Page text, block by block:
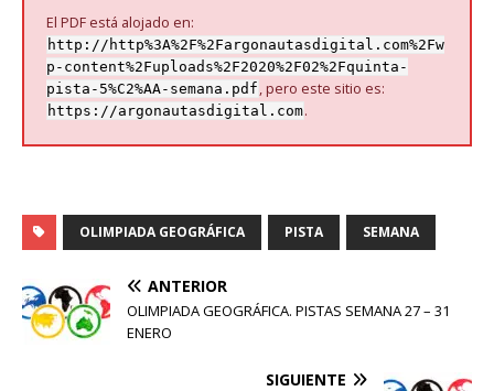
El PDF está alojado en:
http://http%3A%2F%2Fargonautasdigital.com%2Fw
p-content%2Fuploads%2F2020%2F02%2Fquinta-
pista-5%C2%AA-semana.pdf , pero este sitio es:
https://argonautasdigital.com.
OLIMPIADA GEOGRÁFICA PISTA SEMANA
ANTERIOR
OLIMPIADA GEOGRÁFICA. PISTAS SEMANA 27 – 31
ENERO
SIGUIENTE